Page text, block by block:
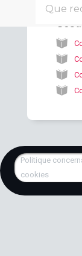
Politique
cookies